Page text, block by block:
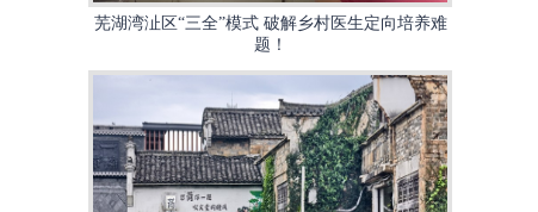
芜湖湾沚区“三全”模式 破解乡村医生定向培养难
题！